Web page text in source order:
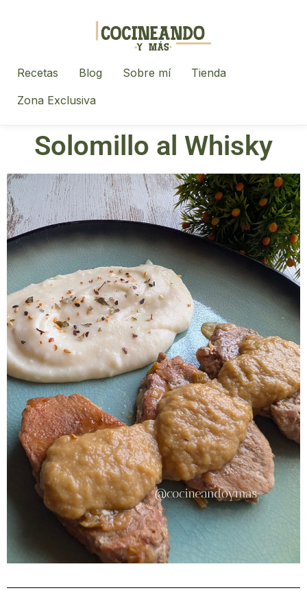
Recetas Blog Sobre mí
Tienda
Zona Exclusiva
Solomillo al Whisky